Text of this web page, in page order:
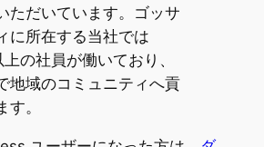
ただいています。ゴッサ
に所在する当社では
の社員が働いており、
地域のコミュニティへ貢
。